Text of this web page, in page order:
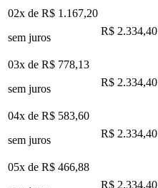
02x de R$ 1.167,20
sem juros
R$ 2.334,40
03x de R$ 778,13
sem juros
R$ 2.334,40
04x de R$ 583,60
sem juros
R$ 2.334,40
05x de R$ 466,88
R$ 2.334,40